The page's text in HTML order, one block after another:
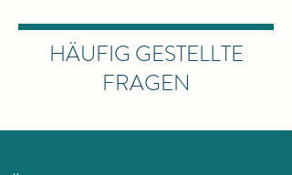
HÄUFIG GESTELLTE
FRAGEN